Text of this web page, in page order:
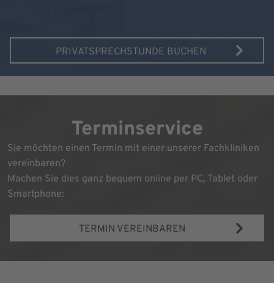
PRIVATSPRECHSTUNDE BUCHEN
Terminservice
Sie möchten einen Termin mit einer unserer Fachkliniken
vereinbaren?
Machen Sie dies ganz bequem online per PC, Tablet oder
Smartphone:
TERMIN VEREINBAREN